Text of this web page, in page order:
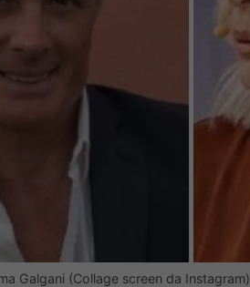
Galgani (Collage screen da Instagram)